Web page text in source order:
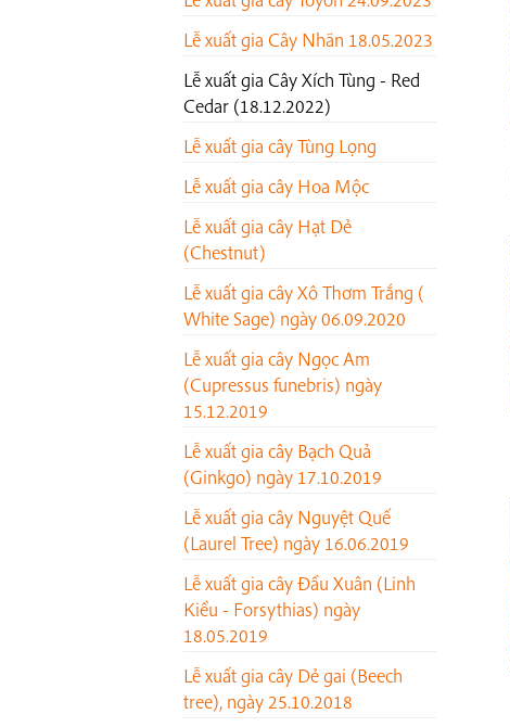
Lễ xuất gia Cây Nhãn 18.05.2023
Lễ xuất gia Cây Xích Tùng - Red
Cedar (18.12.2022)
Lễ xuất gia cây Tùng Lọng
Lễ xuất gia cây Hoa Mộc
Lễ xuất gia cây Hạt Dẻ
(Chestnut)
Lễ xuất gia cây Xô Thơm Trắng (
White Sage) ngày 06.09.2020
Lễ xuất gia cây Ngọc Am
(Cupressus funebris) ngày
15.12.2019
Lễ xuất gia cây Bạch Quả
(Ginkgo) ngày 17.10.2019
Lễ xuất gia cây Nguyệt Quế
(Laurel Tree) ngày 16.06.2019
Lễ xuất gia cây Đầu Xuân (Linh
Kiều - Forsythias) ngày
18.05.2019
Lễ xuất gia cây Dẻ gai (Beech
tree), ngày 25.10.2018